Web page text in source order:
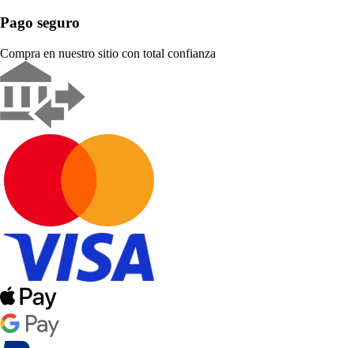
Pago seguro
Compra en nuestro sitio con total confianza